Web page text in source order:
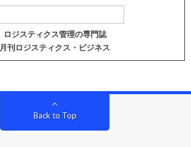
ロジスティクス管理の専門誌
月刊ロジスティクス・ビジネス
Back to Top